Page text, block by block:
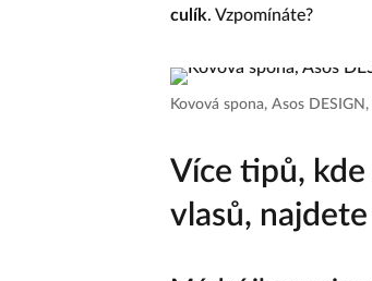
culík. Vzpomínáte?
Kovová spona, Asos
Více tipů,
vlasů,